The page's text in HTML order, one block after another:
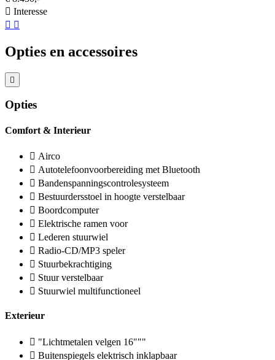
Interesse
Opties en accessoires
Opties
Comfort & Interieur
Airco
Autotelefoonvoorbereiding met Bluetooth
Bandenspanningscontrolesysteem
Bestuurdersstoel in hoogte verstelbaar
Boordcomputer
Elektrische ramen voor
Lederen stuurwiel
Radio-CD/MP3 speler
Stuurbekrachtiging
Stuur verstelbaar
Stuurwiel multifunctioneel
Exterieur
"Lichtmetalen velgen 16"""
Buitenspiegels elektrisch inklapbaar